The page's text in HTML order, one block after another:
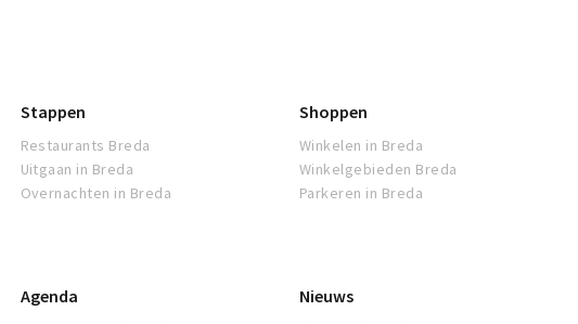
Stappen
Restaurants Breda
Uitgaan in Breda
Overnachten in Breda
Shoppen
Winkelen in Breda
Winkelgebieden Breda
Parkeren in Breda
Agenda Nieuws